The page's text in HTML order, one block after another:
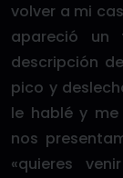
volver a mi
apareció
descripción
pico y
le hablé y
nos
«quieres